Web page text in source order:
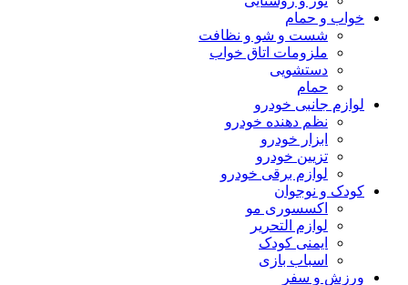
خواب و حمام
شست و شو و نظافت
ملزومات اتاق خواب
دستشویی
حمام
لوازم جانبی خودرو
نظم دهنده خودرو
ابزار خودرو
تزیین خودرو
لوازم برقی خودرو
کودک و نوجوان
اکسسوری مو
لوازم التحریر
ایمنی کودک
اسباب بازی
ورزش و سفر